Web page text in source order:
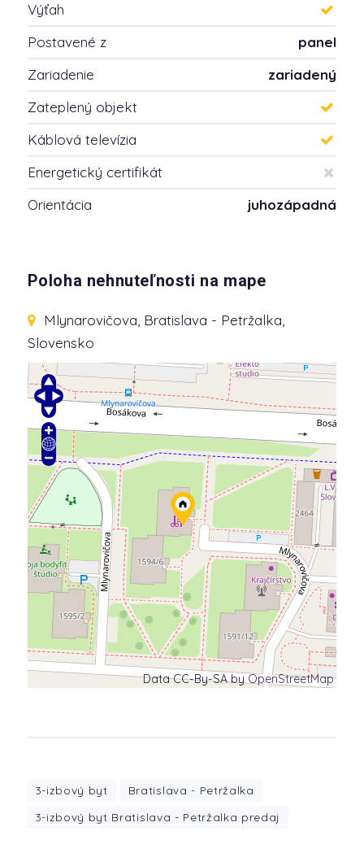
Výťah
Postavené z
panel
Zariadenie
zariadený
Zateplený objekt
Káblová televízia
Energetický certifikát
Orientácia
juhozápadná
Poloha nehnuteľnosti na mape
Mlynarovičova , Bratislava - Petržalka,
Slovensko
Data CC-By-SA byOpenStreetMap
3-izbový byt
Bratislava - Petržalka
3-izbový byt Bratislava - Petržalka predaj